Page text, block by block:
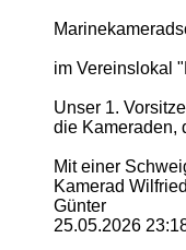
im Vereinslokal
Unser 1.
die Kameraden,
Mit einer
Kamerad
Günter
25.05.2026